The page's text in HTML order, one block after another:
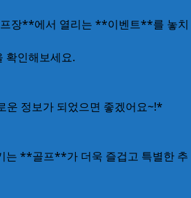
장**에서 열리는 **이벤트**를 놓치
인해보세요.
정보가 되었으면 좋겠어요~!*
는 **골프**가 더욱 즐겁고 특별한 추